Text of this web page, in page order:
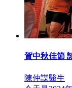
賀中秋佳節
陳仲謀醫生